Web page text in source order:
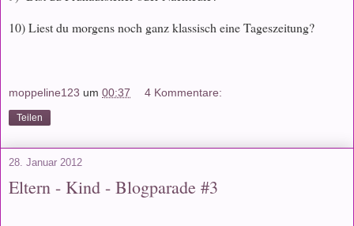
10) Liest du morgens noch ganz klassisch eine Tageszeitung?
moppeline123 um 00:37 4 Kommentare:
Teilen
28. Januar 2012
Eltern - Kind - Blogparade #3